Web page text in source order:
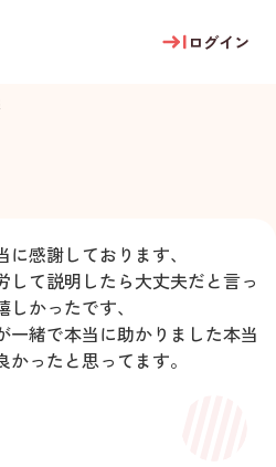
ログイン
感謝しております、
して説明したら大丈夫だと言っ
かったです、
一緒で本当に助かりました本当
ったと思ってます。